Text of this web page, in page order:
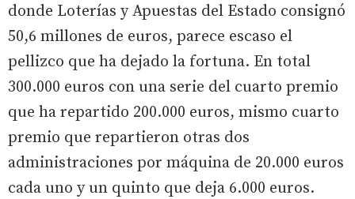
donde Loterías y Apuestas del Estado consignó
50,6 millones de euros, parece escaso el
pellizco que ha dejado la fortuna. En total
300.000 euros con una serie del cuarto premio
que ha repartido 200.000 euros, mismo cuarto
premio que repartieron otras dos
administraciones por máquina de 20.000 euros
cada uno y un quinto que deja 6.000 euros.